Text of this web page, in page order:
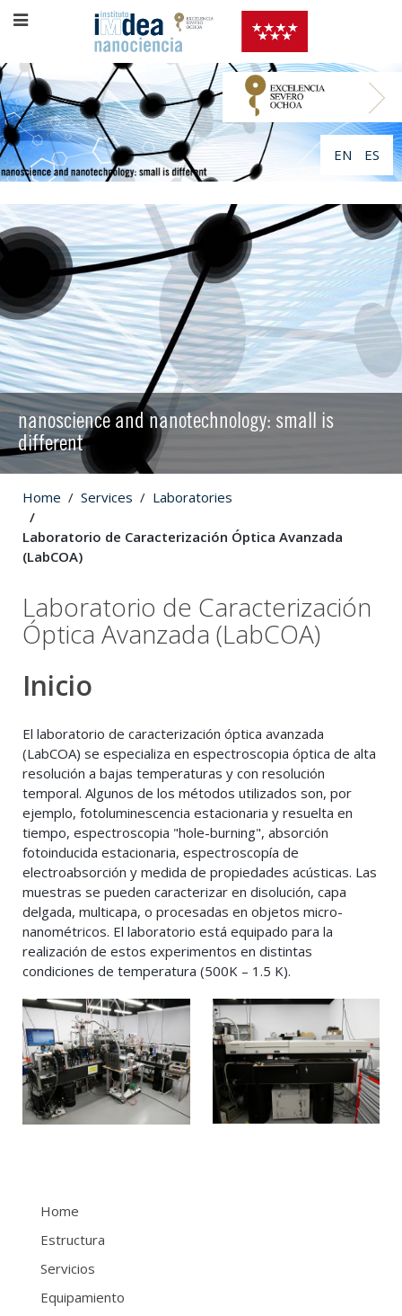
EN ES
nanoscience and nanotechnology: small is
different
Home Services Laboratories
Laboratorio de Caracterización Óptica Avanzada
(LabCOA)
Laboratorio de Caracterización
Óptica Avanzada (LabCOA)
Inicio
El laboratorio de caracterización óptica avanzada
(LabCOA) se especializa en espectroscopia óptica de alta
resolución a bajas temperaturas y con resolución
temporal. Algunos de los métodos utilizados son, por
ejemplo, fotoluminescencia estacionaria y resuelta en
tiempo, espectroscopia "hole-burning", absorción
fotoinducida estacionaria, espectroscopía de
electroabsorción y medida de propiedades acústicas. Las
muestras se pueden caracterizar en disolución, capa
delgada, multicapa, o procesadas en objetos micro-
nanométricos. El laboratorio está equipado para la
realización de estos experimentos en distintas
condiciones de temperatura (500K – 1.5 K).
Home
Estructura
Servicios
Equipamiento